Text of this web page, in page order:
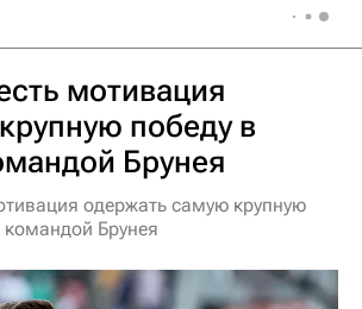
мотивация
победу в
Брунея
одержать самую крупную
командой Брунея